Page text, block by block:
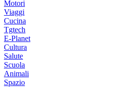
Motori
Viaggi
Cucina
Tgtech
E-Planet
Cultura
Salute
Scuola
Animali
Spazio